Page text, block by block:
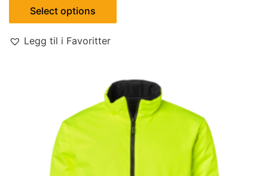
Select options
Legg til i Favoritter